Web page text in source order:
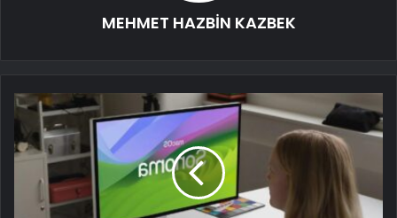
MEHMET HAZBİN KAZBEK